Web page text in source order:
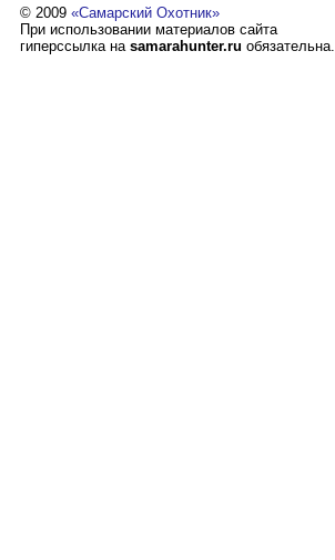
© 2009 «Самарский Охотник»
При использовании материалов сайта
гиперссылка на samarahunter.ru обязательна.